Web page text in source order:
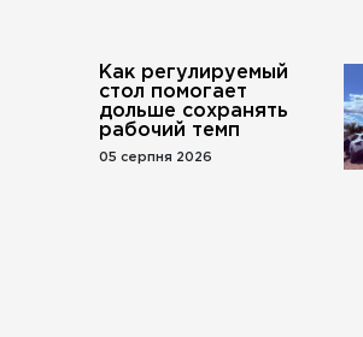
Как регулируемый
стол помогает
дольше сохранять
рабочий темп
05 серпня 2026